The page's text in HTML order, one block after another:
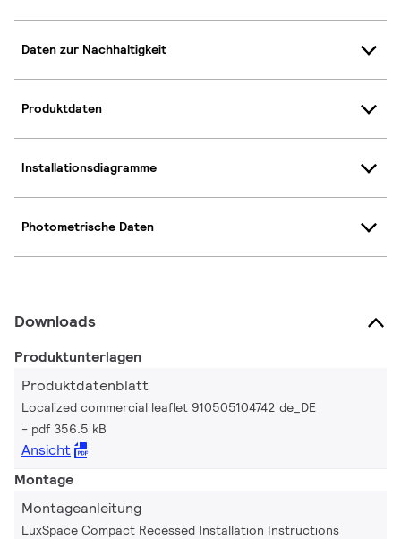
Daten zur Nachhaltigkeit
Produktdaten
Installationsdiagramme
Photometrische Daten
Downloads
Produktunterlagen
Produktdatenblatt
Localized commercial leaflet 910505104742 de_DE
pdf 356.5 kB
Ansicht
Montage
Montageanleitung
LuxSpace Compact Recessed Installation Instructions